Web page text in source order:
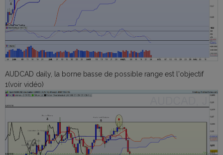
AUDCAD daily, la borne basse de possible range est l'objectif
1(voir vidéo)